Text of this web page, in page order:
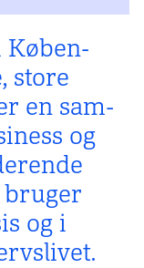
Køben­
store
en sam­
og
bruger
og i